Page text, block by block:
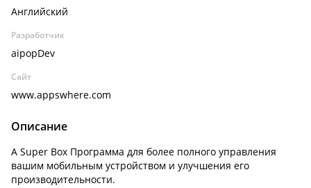
Английский
Разработчик
aipopDev
Сайт
www.appswhere.com
Описание
A Super Box Программа для более полного управления
вашим мобильным устройством и улучшения его
производительности.